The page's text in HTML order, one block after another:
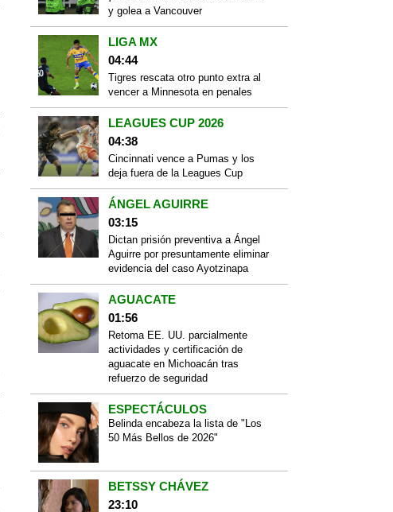
y golea a Vancouver
LIGA MX
04:44
Tigres rescata otro punto extra al
vencer a Minnesota en penales
LEAGUES CUP 2026
04:38
Cincinnati vence a Pumas y los
deja fuera de la Leagues Cup
ÁNGEL AGUIRRE
03:15
Dictan prisión preventiva a Ángel
Aguirre por presuntamente eliminar
evidencia del caso Ayotzinapa
AGUACATE
01:56
Retoma EE. UU. parcialmente
actividades y certificación de
aguacate en Michoacán tras
refuerzo de seguridad
ESPECTÁCULOS
Belinda encabeza la lista de "Los
50 Más Bellos de 2026"
BETSSY CHÁVEZ
23:10